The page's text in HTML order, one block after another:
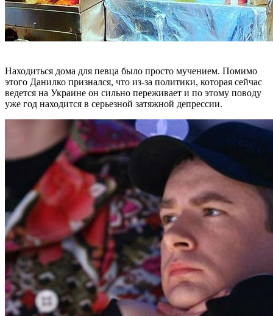
Находиться дома для певца было просто мучением. Помимо
этого Данилко признался, что из-за политики, которая сейчас
ведется на Украине он сильно переживает и по этому поводу
уже год находится в серьезной затяжной депрессии.